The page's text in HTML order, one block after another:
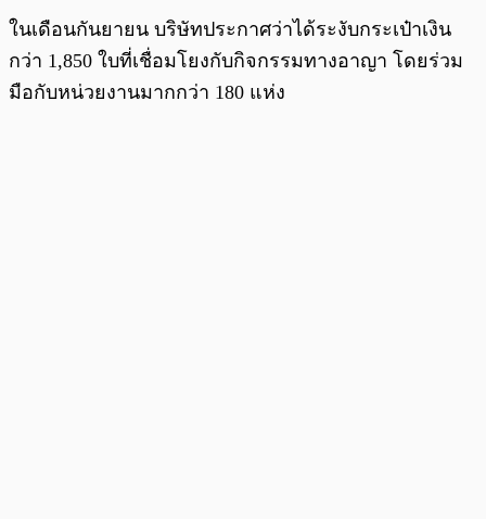
ในเดือนกันยายน บริษัทประกาศว่าได้ระงับกระเป๋าเงิน
กว่า 1,850 ใบที่เชื่อมโยงกับกิจกรรมทางอาญา โดยร่วม
มือกับหน่วยงานมากกว่า 180 แห่ง